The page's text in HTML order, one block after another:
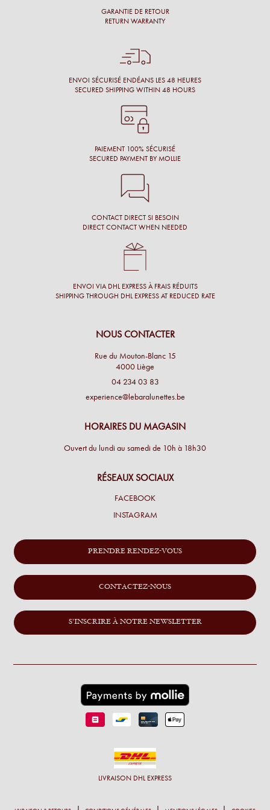
de l’opticien et beaucoup de conscience professionnelle.
Conseil, large choix de montures, originalité des montures.
GARANTIE DE RETOUR
RETURN WARRANTY
ENVOI SÉCURISÉ ENDÉANS LES 48 HEURES
SECURED SHIPPING WITHIN 48 HOURS
PAIEMENT 100% SÉCURISÉ
SECURED PAYMENT BY MOLLIE
CONTACT DIRECT SI BESOIN
DIRECT CONTACT WHEN NEEDED
ENVOI VIA DHL EXPRESS À FRAIS RÉDUITS
SHIPPING THROUGH DHL EXPRESS AT REDUCED RATE
NOUS CONTACTER
Rue du Mouton-Blanc 15
4000 Liège
04 234 03 83
experience@lebaralunettes.be
HORAIRES DU MAGASIN
Ouvert du lundi au samedi de 10h à 18h30
RÉSEAUX SOCIAUX
FACEBOOK
INSTAGRAM
PRENDRE RENDEZ-VOUS
CONTACTEZ-NOUS
S'INSCRIRE À NOTRE NEWSLETTER
LIVRAISON DHL EXPRESS